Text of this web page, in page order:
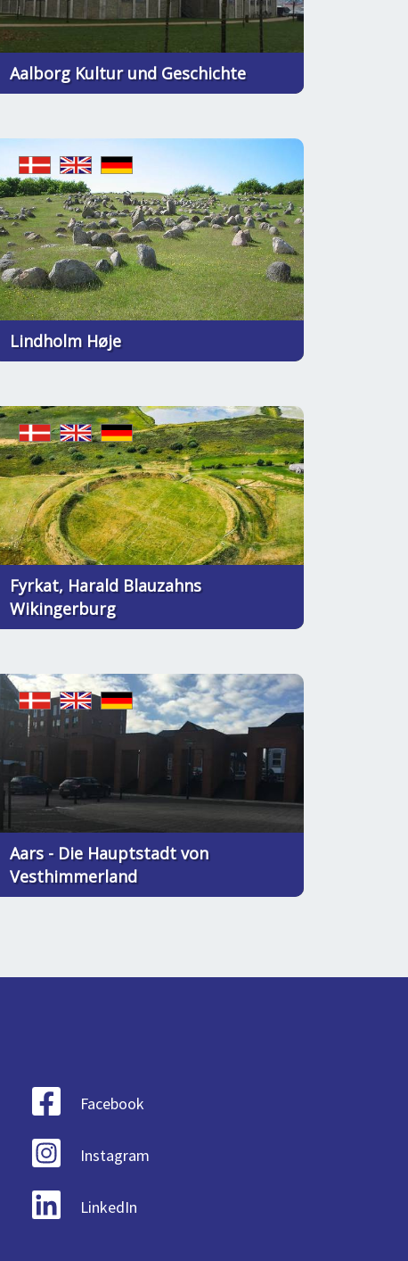
Aalborg Kultur und Geschichte
Lindholm Høje
Fyrkat, Harald Blauzahns
Wikingerburg
Aars - Die Hauptstadt von
Vesthimmerland
Facebook
Instagram
LinkedIn